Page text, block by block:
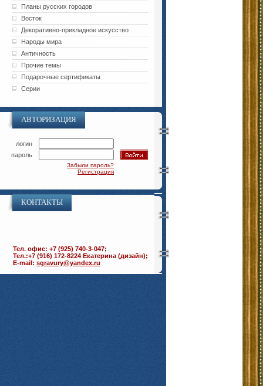
Планы русских городов
Восток
Декоративно-прикладное искусство
Народы мира
Античность
Прочие темы
Подарочные сертификаты
Серии
АВТОРИЗАЦИЯ
логин
пароль
Забыли пароль?
Регистрация
КОНТАКТЫ
Тел. офис: +7 (925) 740-3-047;
Тел.:+7 (916) 172-8224 Екатерина (дизайн);
E-mail: sgravury@yandex.ru